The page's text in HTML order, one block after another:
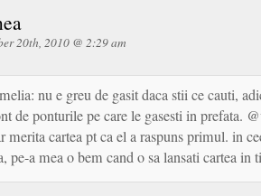
20th, 2010 @ 2:29 am
nu e greu de gasit daca stii ce cauti,
de ponturile pe care le gasesti in prefata.
merita cartea pt ca el a raspuns primul. in
pe-a mea o bem cand o sa lansati cartea in